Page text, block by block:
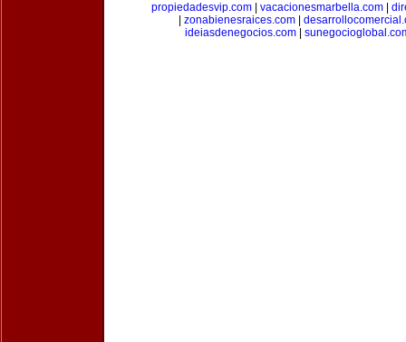
propiedadesvip.com
vacacionesmarbella.com
zonabienesraices.com
ideiasdenegocios.com|